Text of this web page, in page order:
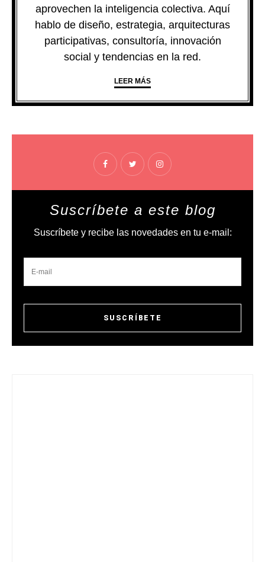
aprovechen la inteligencia colectiva. Aquí
hablo de diseño, estrategia, arquitecturas
participativas, consultoría, innovación
social y tendencias en la red.
LEER MÁS
Suscríbete a este blog
Suscríbete y recibe las novedades en tu e-mail: